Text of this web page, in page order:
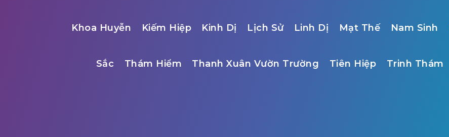
Khoa Huyễn Kiếm Hiệp Kinh Dị Lịch Sử Linh Dị Mạt Thế Nam Sinh
Sắc Thám Hiểm Thanh Xuân Vườn Trường Tiên Hiệp Trinh Thám